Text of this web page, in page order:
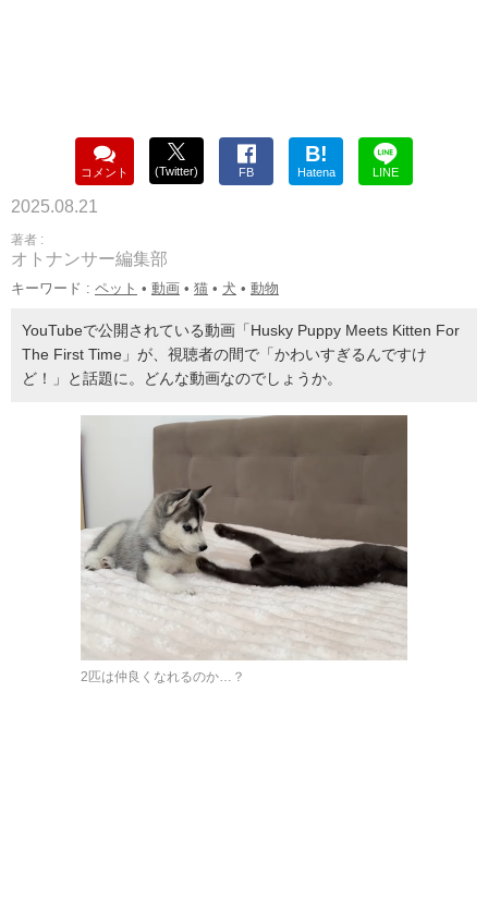
コメント (Twitter) FB
B!
Hatena LINE
2025.08.21
著者 :
オトナンサー編集部
キーワード : ペット • 動画 • 猫 • 犬 • 動物
YouTubeで公開されている動画「Husky Puppy Meets Kitten For
The First Time」が、視聴者の間で「かわいすぎるんですけ
ど！」と話題に。どんな動画なのでしょうか。
2匹は仲良くなれるのか…？